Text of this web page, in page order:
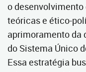
o
teóricas e ético-
aprimoramento da
do Sistema Único
Essa estratégia